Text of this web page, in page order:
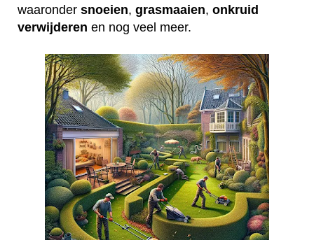
waaronder snoeien, grasmaaien, onkruid
verwijderen en nog veel meer.